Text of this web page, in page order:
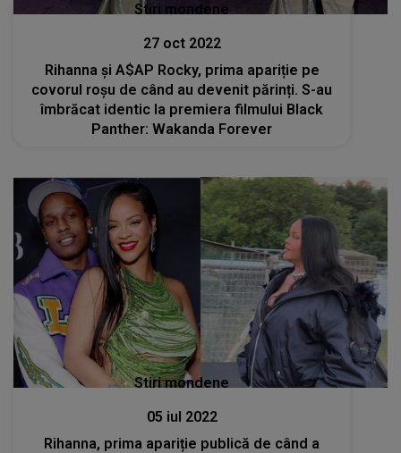
Stiri mondene
27 oct 2022
Rihanna și A$AP Rocky, prima apariție pe
covorul roșu de când au devenit părinți. S-au
îmbrăcat identic la premiera filmului Black
Panther: Wakanda Forever
Stiri mondene
05 iul 2022
Rihanna, prima apariție publică de când a